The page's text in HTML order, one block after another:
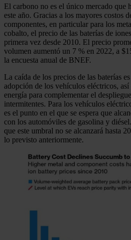
El carbono no es el único mercado que
este año. Gracias a los mayores costos
componentes, en particular para los
cobalto, el precio de las baterías de
primera vez desde 2010. El precio
volumen aumentó un 7 % en 2022, a
la encuesta anual de BNEF.
La caída de los precios de las baterías
adopción de los vehículos eléctricos,
energía para complementar el
intermitentes. Para los vehículos
es el punto en el que se espera que
con los automóviles de gasolina y
que este umbral no se alcanzará hasta
lo previsto anteriormente.